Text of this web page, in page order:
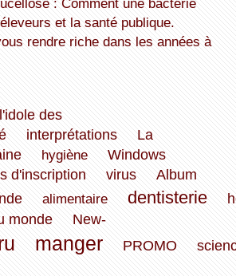
et la santé publique.
l'idole des
interprétations
La
hygiène
Windows
d'inscription virus
Album
alimentaire dentisterie
monde
New-
manger PROMO